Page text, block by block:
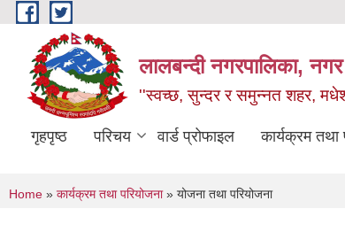
Skip to main content
लालबन्दी नगरपालिका, नगर
''स्वच्छ, सुन्दर र समुन्नत शहर,
गृहपृष्ठ परिचय वार्ड प्रोफाइल कार्यक्रम तथा
You are here
Home » कार्यक्रम तथा परियोजना» योजना तथा परियोजना